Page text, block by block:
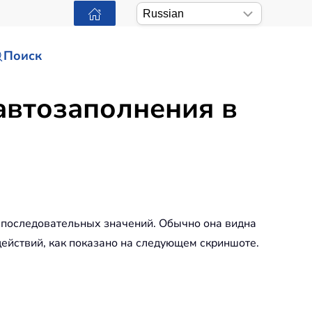
Поиск
в
значений. Обычно она видна
как показано на следующем скриншоте.